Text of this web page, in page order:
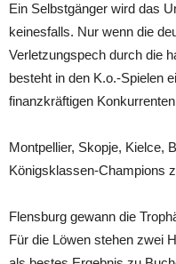
Ein Selbstgänger wird das
keinesfalls. Nur wenn die
Verletzungspech durch die
besteht in den K.o.-Spielen
finanzkräftigen
Montpellier, Skopje, Kielce,
Königsklassen-Champions
Flensburg gewann die
Für die Löwen stehen zwei